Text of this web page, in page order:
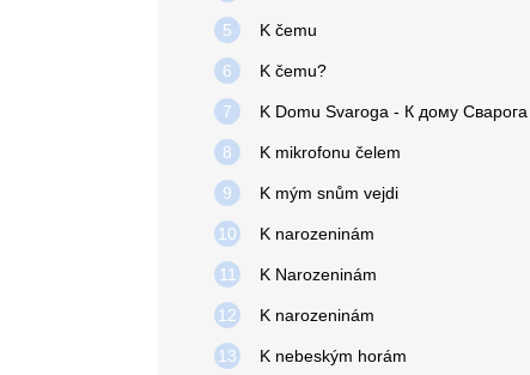
5 K čemu
6 K čemu?
7 K Domu Svaroga - К дому Сварога
8 K mikrofonu čelem
9 K mým snům vejdi
10 K narozeninám
11 K Narozeninám
12 K narozeninám
13 K nebeským horám